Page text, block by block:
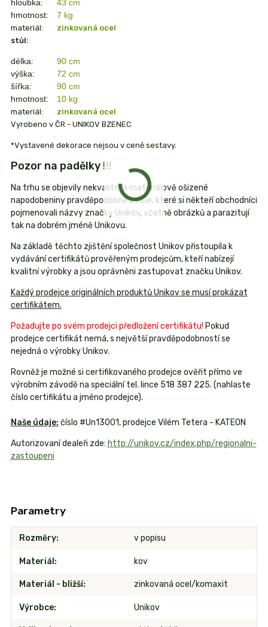
hloubka:
43 cm
hmotnost:
7 kg
materiál:
zinkovaná ocel
stůl:
délka:
90 cm
výška:
72 cm
šířka:
90 cm
hmotnost:
10 kg
materiál:
zinkovaná ocel
Vyrobeno v ČR - UNIKOV BZENEC
*Vystavené dekorace nejsou v ceně sestavy.
Pozor na padělky !!!
Na trhu se objevily nekvalitní a materiálově ošizené
napodobeniny pravděpodobně z Asie, které si někteří obchodníci
pojmenovali názvy značky Unikov, včetně obrázků a parazitují
tak na dobrém jméně Unikovu.
Na základě těchto zjištění společnost Unikov přistoupila k
vydávání certifikátů prověřeným prodejcům, kteří nabízejí
kvalitní výrobky a jsou oprávněni zastupovat značku Unikov.
Každý prodejce originálních produktů Unikov se musí prokázat
certifikátem.
Požadujte po svém prodejci předložení certifikátu! Pokud
prodejce certifikát nemá, s největší pravděpodobností se
nejedná o výrobky Unikov.
Rovněž je možné si certifikovaného prodejce ověřit přímo ve
výrobním závodě na speciální tel. lince 518 387 225. (nahlaste
číslo certifikátu a jméno prodejce).
Naše údaje: číslo #Un13001, prodejce Vilém Tetera - KATEON
Autorizovaní dealeři zde: http://unikov.cz/index.php/regionalni-
zastoupeni
Parametry
Rozměry v popisu
Materiál kov
Materiál - bližší zinkovaná ocel/komaxit
Výrobce Unikov